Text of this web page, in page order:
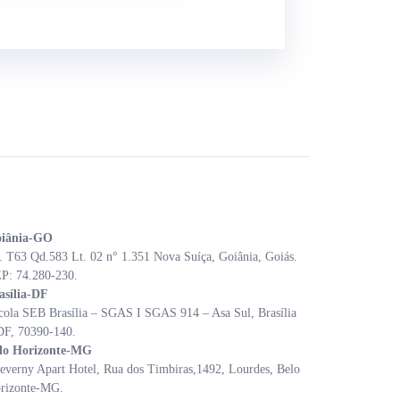
GO
T63 Qd.583 Lt. 02 n° 1.351 Nova Suíça, Goiânia, Goiás.
74.280-230.
DF
SEB Brasília – SGAS I SGAS 914 – Asa Sul, Brasília
70390-140.
Horizonte-MG
Apart Hotel, Rua dos Timbiras,1492, Lourdes, Belo
MG.